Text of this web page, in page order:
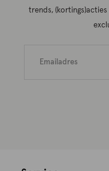
trends,